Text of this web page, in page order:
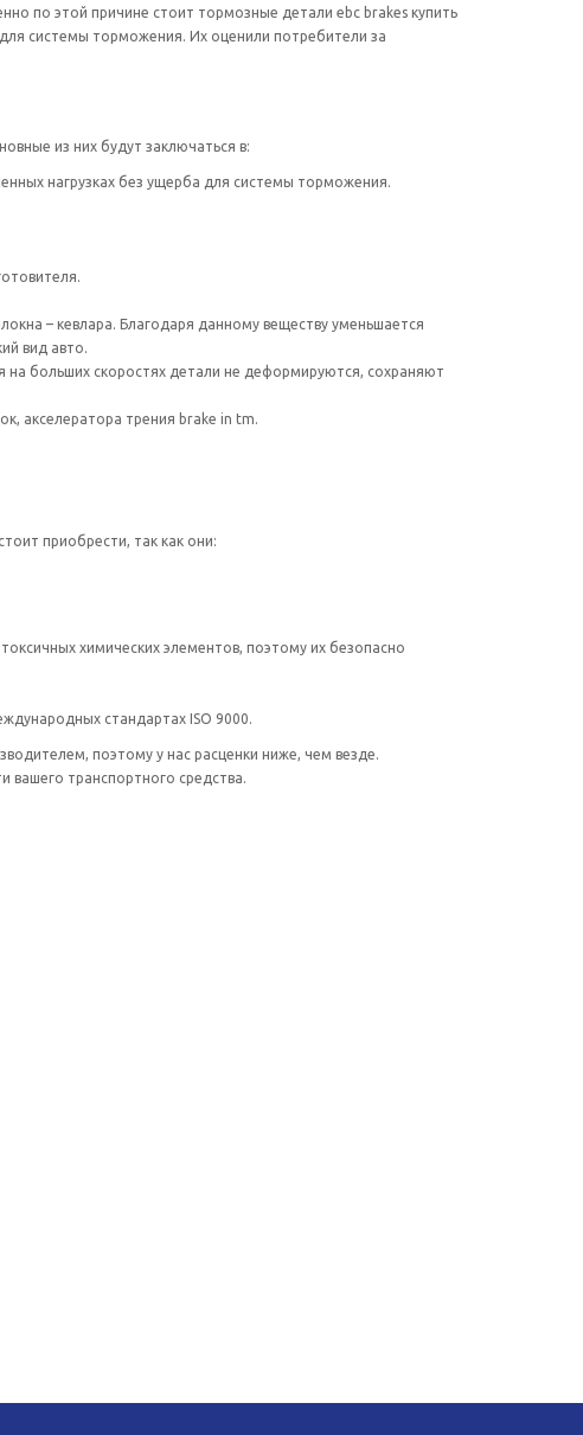
по этой причине стоит тормозные детали ebc brakes купить
системы торможения. Их оценили потребители за
из них будут заключаться в:
нагрузках без ущерба для системы торможения.
– кевлара. Благодаря данному веществу уменьшается
вид авто.
на больших скоростях детали не деформируются, сохраняют
акселератора трения brake in tm.
приобрести, так как они:
химических элементов, поэтому их безопасно
стандартах ISO 9000.
поэтому у нас расценки ниже, чем везде.
вашего транспортного средства.